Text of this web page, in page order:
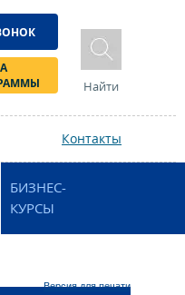
Найти
Контакты
БИЗНЕС-
КУРСЫ
Версия для печати